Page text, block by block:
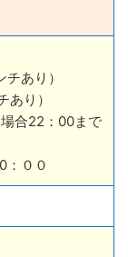
あり）
あり）
場合22：00まで
：００